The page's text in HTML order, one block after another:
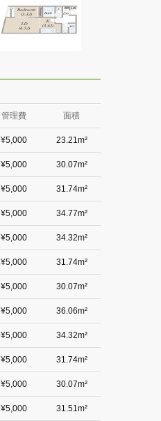
管理費 面積
¥5,000 23.21m²
¥5,000 30.07m²
¥5,000 31.74m²
¥5,000 34.77m²
¥5,000 34.32m²
¥5,000 31.74m²
¥5,000 30.07m²
¥5,000 36.06m²
¥5,000 34.32m²
¥5,000 31.74m²
¥5,000 30.07m²
¥5,000 31.51m²